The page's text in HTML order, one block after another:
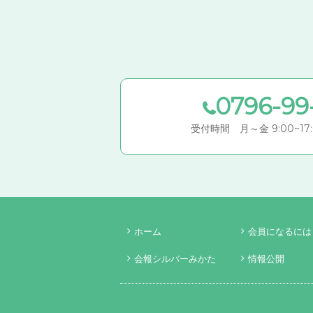
0796-
受付時間 月～金
ホーム 会員になるには
会報シルバーみかた 情報公開